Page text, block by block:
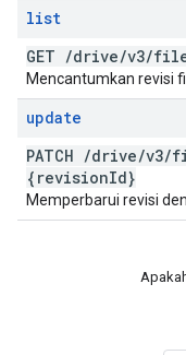
list
GET /drive/v3/
Mencantumkan revisi
update
PATCH /drive/v3/
{revisionId}
Memperbarui revisi